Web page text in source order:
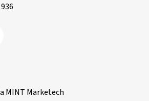
MINT Marketech